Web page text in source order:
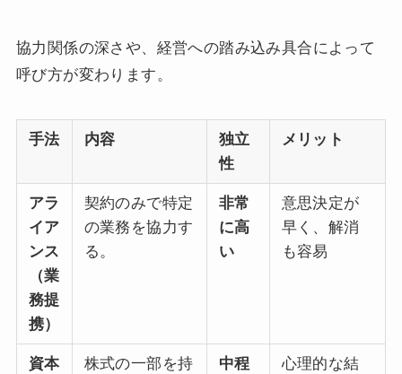
協力関係の深さや、経営への踏み込み具合によって
呼び方が変わります。
手法 内容
独立
性
メリット
アラ
イア
ンス
（業
務提
携）
契約のみで特定
の業務を協力す
る。
非常
に高
い
意思決定が
早く、解消
も容易
資本
株式の一部を持
中程
心理的な結